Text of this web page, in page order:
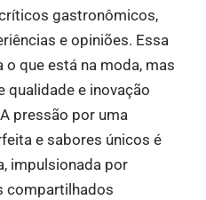
gastronômicos,
e opiniões. Essa
que está na moda, mas
qualidade e inovação
pressão por uma
e sabores únicos é
impulsionada por
compartilhados